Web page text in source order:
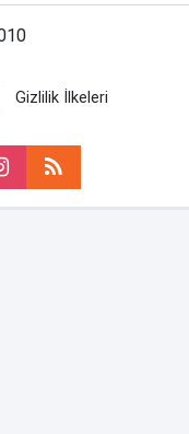
Gizlilik İlkeleri